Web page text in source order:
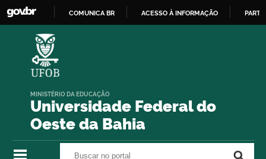
COMUNICA BR ACESSO À INFORMAÇÃO
Universidade Federal do
Oeste da Bahia
MINISTÉRIO DA EDUCAÇÃO